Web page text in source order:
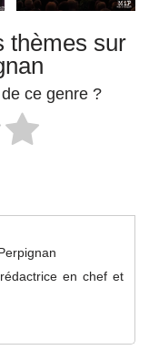
thèmes sur
ce genre ?
en chef et